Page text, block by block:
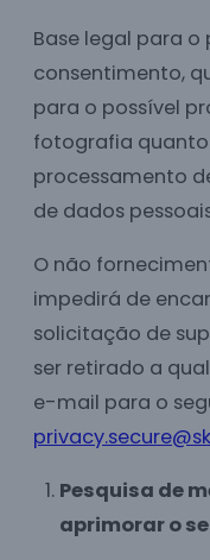
Base legal para
consentimento,
para o possível
fotografia
processamento
de dados
O não
impedirá de
solicitação de
ser retirado a
e-mail para o
Pesquisa de
aprimorar o